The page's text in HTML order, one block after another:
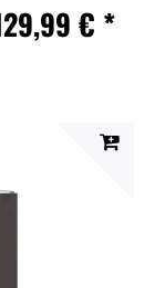
€ *